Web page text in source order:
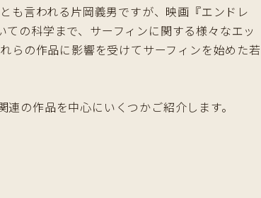
も言われる片岡義男ですが、映画『エンドレ
の科学まで、サーフィンに関する様々なエッ
らの作品に影響を受けてサーフィンを始めた若
の作品を中心にいくつかご紹介します。